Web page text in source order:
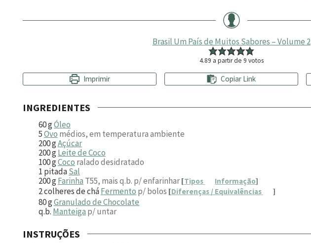
Brasil Um País de Muitos Sabores – Volume 2
4.89 a partir de 9 votos
Imprimir Copiar Link
INGREDIENTES
60gÓleo
5Ovo médios, em temperatura ambiente
200gAçúcar
200gLeite de Coco
100gCoco ralado desidratado
1 pitadaSal
200gFarinha T55, mais q.b. p/ enfarinhar[Tipos Informação]
2colheres de cháFermento p/ bolos [Diferenças / Equivalências ]
80gGranulado de Chocolate
q.b. Manteiga p/ untar
INSTRUÇÕES